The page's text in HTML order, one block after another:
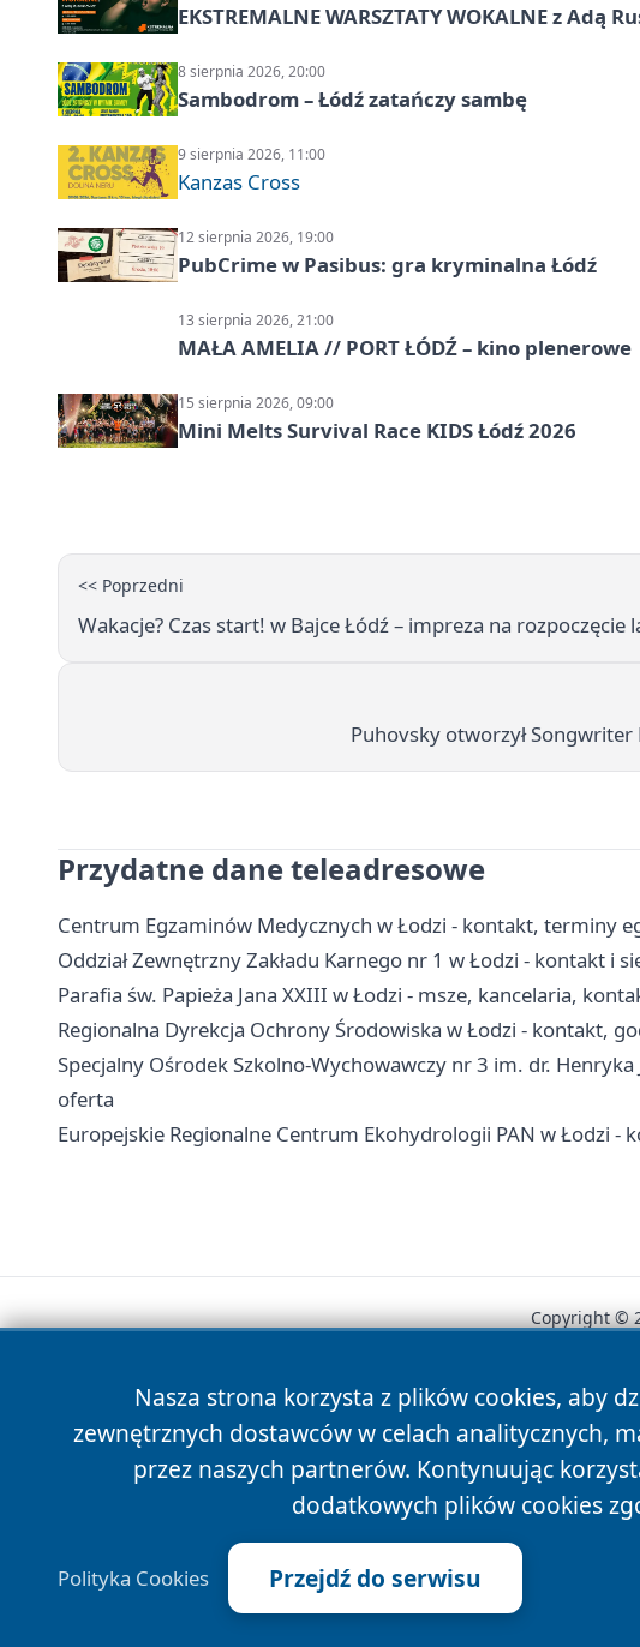
EKSTREMALNE WARSZTATY WOKALNE z
8 sierpnia 2026, 20:00
Sambodrom – Łódź zatańczy sambę
9 sierpnia 2026, 11:00
Kanzas Cross
12 sierpnia 2026, 19:00
PubCrime w Pasibus: gra kryminalna Łódź
13 sierpnia 2026, 21:00
MAŁA AMELIA // PORT ŁÓDŹ – kino plenerowe
15 sierpnia 2026, 09:00
Mini Melts Survival Race KIDS Łódź 2026
<< Poprzedni
Wakacje? Czas start! w Bajce Łódź – impreza na rozpoczęcie
Puhovsky otworzył Songwriter
Przydatne dane teleadresowe
Centrum Egzaminów Medycznych w Łodzi - kontakt, terminy
Oddział Zewnętrzny Zakładu Karnego nr 1 w Łodzi - kontakt i
Parafia św. Papieża Jana XXIII w Łodzi - msze, kancelaria,
Regionalna Dyrekcja Ochrony Środowiska w Łodzi - kontakt,
Specjalny Ośrodek Szkolno-Wychowawczy nr 3 im. dr.
oferta
Europejskie Regionalne Centrum Ekohydrologii PAN w Łodzi -
Nasza strona korzysta z plików cookies, aby
zewnętrznych dostawców w celach analitycznych,
przez naszych partnerów. Kontynuując
dodatkowych plików cookies
Polityka Cookies Przejdź do serwisu
Copyright ©
News